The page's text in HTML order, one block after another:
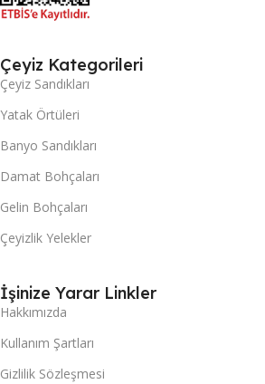
Çeyiz Kategorileri
Çeyiz Sandıkları
Yatak Örtüleri
Banyo Sandıkları
Damat Bohçaları
Gelin Bohçaları
Çeyizlik Yelekler
İşinize Yarar Linkler
Hakkımızda
Kullanım Şartları
Gizlilik Sözleşmesi